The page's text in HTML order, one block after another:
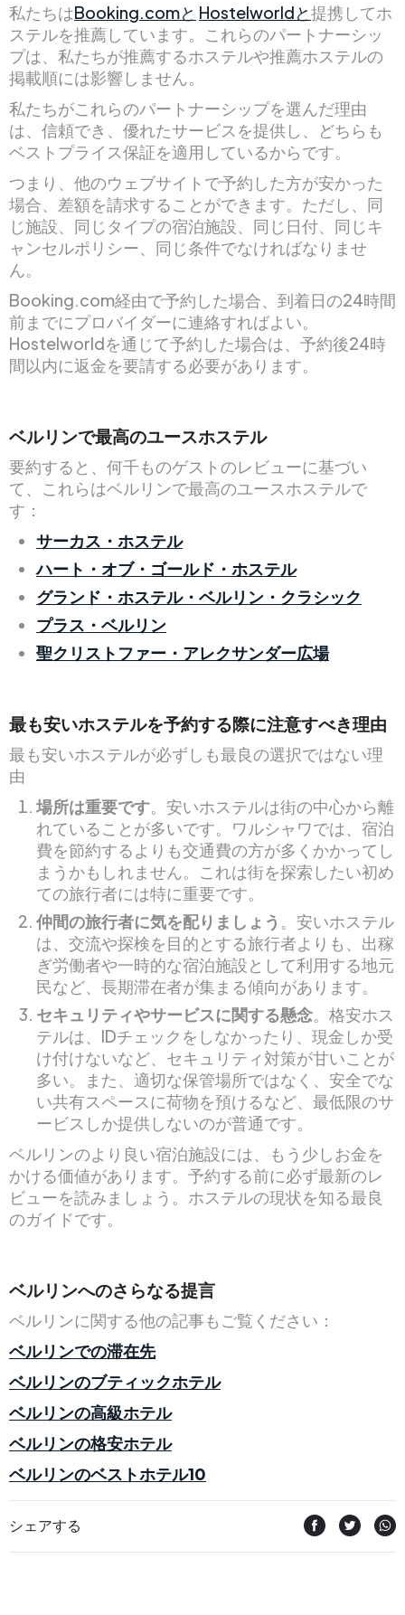
私たちはBooking.comと Hostelworldと提携してホ
ステルを推薦しています。これらのパートナーシッ
プは、私たちが推薦するホステルや推薦ホステルの
掲載順には影響しません。
私たちがこれらのパートナーシップを選んだ理由
は、信頼でき、優れたサービスを提供し、どちらも
ベストプライス保証を適用しているからです。
つまり、他のウェブサイトで予約した方が安かった
場合、差額を請求することができます。ただし、同
じ施設、同じタイプの宿泊施設、同じ日付、同じキ
ャンセルポリシー、同じ条件でなければなりませ
ん。
Booking.com経由で予約した場合、到着日の24時間
前までにプロバイダーに連絡すればよい。
Hostelworldを通じて予約した場合は、予約後24時
間以内に返金を要請する必要があります。
ベルリンで最高のユースホステル
要約すると、何千ものゲストのレビューに基づい
て、これらはベルリンで最高のユースホステルで
す：
サーカス・ホステル
ハート・オブ・ゴールド・ホステル
グランド・ホステル・ベルリン・クラシック
プラス・ベルリン
聖クリストファー・アレクサンダー広場
最も安いホステルを予約する際に注意すべき理由
最も安いホステルが必ずしも最良の選択ではない理
由
場所は重要です。安いホステルは街の中心から離
れていることが多いです。ワルシャワでは、宿泊
費を節約するよりも交通費の方が多くかかってし
まうかもしれません。これは街を探索したい初め
ての旅行者には特に重要です。
仲間の旅行者に気を配りましょう 。安いホステル
は、交流や探検を目的とする旅行者よりも、出稼
ぎ労働者や一時的な宿泊施設として利用する地元
民など、長期滞在者が集まる傾向があります。
セキュリティやサービスに関する懸念。格安ホス
テルは、IDチェックをしなかったり、現金しか受
け付けないなど、セキュリティ対策が甘いことが
多い。また、適切な保管場所ではなく、安全でな
い共有スペースに荷物を預けるなど、最低限のサ
ービスしか提供しないのが普通です。
ベルリンのより良い宿泊施設には、もう少しお金を
かける価値があります。予約する前に必ず最新のレ
ビューを読みましょう。ホステルの現状を知る最良
のガイドです。
ベルリンへのさらなる提言
ベルリンに関する他の記事もご覧ください：
ベルリンでの滞在先
ベルリンのブティックホテル
ベルリンの高級ホテル
ベルリンの格安ホテル
ベルリンのベストホテル10
シェアする